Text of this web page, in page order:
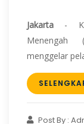
Jakarta -
Menengah
menggelar
Post By :